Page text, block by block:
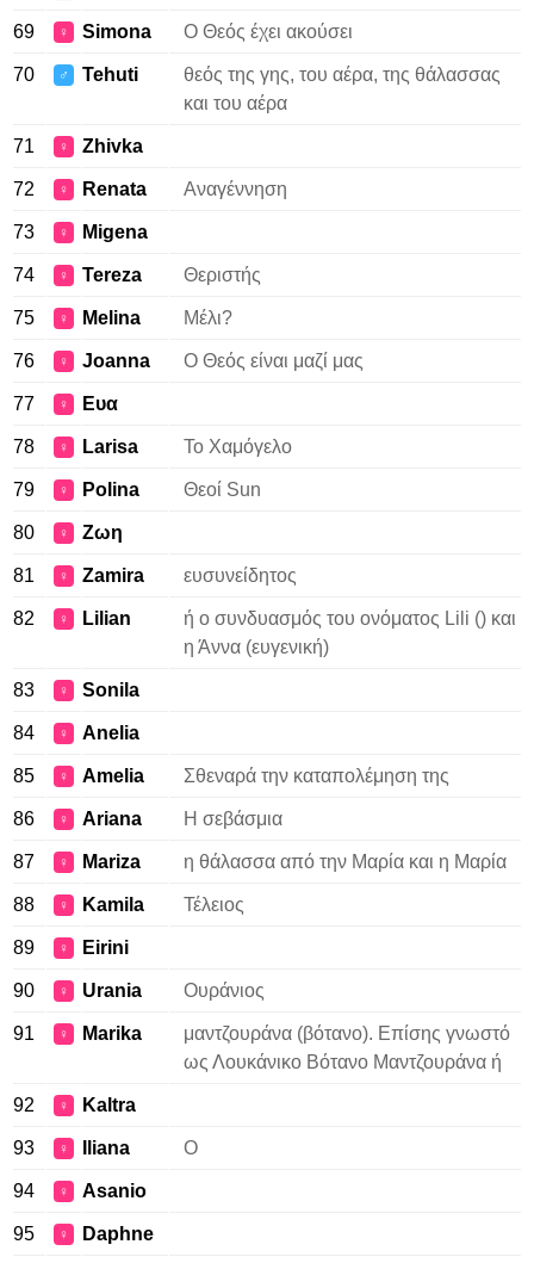
69 ♀ Simona Ο Θεός έχει ακούσει
70 ♂ Tehuti
θεός της γης, του αέρα, της θάλασσας
και του αέρα
71 ♀ Zhivka
72 ♀ Renata Αναγέννηση
73 ♀ Migena
74 ♀ Tereza Θεριστής
75 ♀ Melina Μέλι?
76 ♀ Joanna Ο Θεός είναι μαζί μας
77 ♀ Ευα
78 ♀ Larisa Το Χαμόγελο
79 ♀ Polina Θεοί Sun
80 ♀ Ζωη
81 ♀ Zamira ευσυνείδητος
82 ♀ Lilian
ή ο συνδυασμός του ονόματος Lili () και
η Άννα (ευγενική)
83 ♀ Sonila
84 ♀ Anelia
85 ♀ Amelia Σθεναρά την καταπολέμηση της
86 ♀ Ariana Η σεβάσμια
87 ♀ Mariza η θάλασσα από την Μαρία και η Μαρία
88 ♀ Kamila Τέλειος
89 ♀ Eirini
90 ♀ Urania Ουράνιος
91 ♀ Marika
μαντζουράνα (βότανο). Επίσης γνωστό
ως Λουκάνικο Βότανο Μαντζουράνα ή
92 ♀ Kaltra
93 ♀ Iliana Ο
94 ♀ Asanio
95 ♀ Daphne